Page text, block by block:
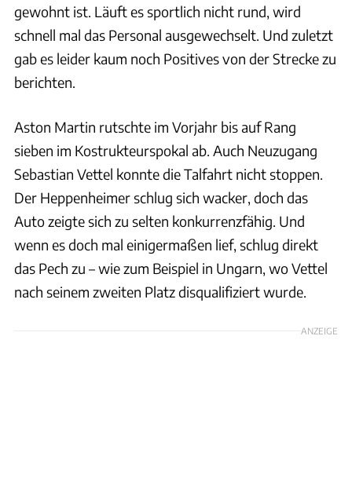
gewohnt ist. Läuft es sportlich nicht rund, wird
schnell mal das Personal ausgewechselt. Und zuletzt
gab es leider kaum noch Positives von der Strecke zu
berichten.
Aston Martin rutschte im Vorjahr bis auf Rang
sieben im Kostrukteurspokal ab. Auch Neuzugang
Sebastian Vettel konnte die Talfahrt nicht stoppen.
Der Heppenheimer schlug sich wacker, doch das
Auto zeigte sich zu selten konkurrenzfähig. Und
wenn es doch mal einigermaßen lief, schlug direkt
das Pech zu – wie zum Beispiel in Ungarn, wo Vettel
nach seinem zweiten Platz disqualifiziert wurde.
ANZEIGE